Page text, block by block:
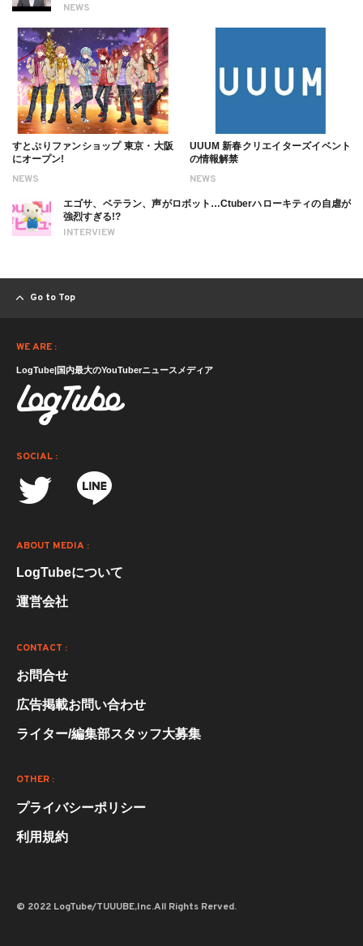
NEWS
NEWS
すとぷりファンショップ 東京・大阪
にオープン!
NEWS
UUUM 新春クリエイターズイベント
の情報解禁
INTERVIEW
エゴサ、ベテラン、声がロボット…Ctuberハローキティの自虐が
強烈すぎる!?
Go to Top
WE ARE :
LogTube|国内最大のYouTuberニュースメディア
SOCIAL :
ABOUT MEDIA :
LogTubeについて
運営会社
CONTACT :
お問合せ
広告掲載お問い合わせ
ライター/編集部スタッフ大募集
OTHER :
プライバシーポリシー
利用規約
© 2022 LogTube/TUUUBE,Inc.All Rights Rerved.